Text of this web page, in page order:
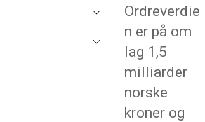
Ordreverdie
n er på om
lag 1,5
milliarder
norske
kroner og